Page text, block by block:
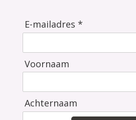
E-mailadres *
Voornaam
Achternaam